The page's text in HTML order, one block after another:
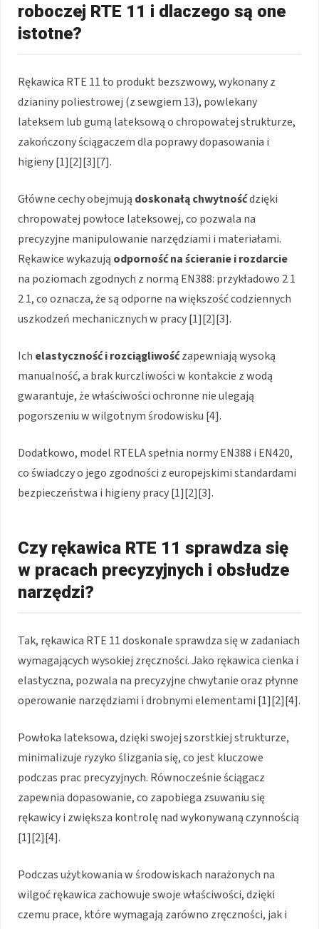
roboczej RTE 11 i dlaczego są one
istotne?
Rękawica RTE 11 to produkt bezszwowy, wykonany z
dzianiny poliestrowej (z sewgiem 13), powlekany
lateksem lub gumą lateksową o chropowatej strukturze,
zakończony ściągaczem dla poprawy dopasowania i
higieny [1][2][3][7].
Główne cechy obejmują doskonałą chwytnośćdzięki
chropowatej powłoce lateksowej, co pozwala na
precyzyjne manipulowanie narzędziami i materiałami.
Rękawice wykazują odporność na ścieranie i rozdarcie
na poziomach zgodnych z normą EN388: przykładowo 2 1
2 1, co oznacza, że są odporne na większość codziennych
uszkodzeń mechanicznych w pracy [1][2][3].
Ich elastyczność i rozciągliwośćzapewniają wysoką
manualność, a brak kurczliwości w kontakcie z wodą
gwarantuje, że właściwości ochronne nie ulegają
pogorszeniu w wilgotnym środowisku [4].
Dodatkowo, model RTELA spełnia normy EN388 i EN420,
co świadczy o jego zgodności z europejskimi standardami
bezpieczeństwa i higieny pracy [1][2][3].
Czy rękawica RTE 11 sprawdza się
w pracach precyzyjnych i obsłudze
narzędzi?
Tak, rękawica RTE 11 doskonale sprawdza się w zadaniach
wymagających wysokiej zręczności. Jako rękawica cienka i
elastyczna, pozwala na precyzyjne chwytanie oraz płynne
operowanie narzędziami i drobnymi elementami [1][2][4].
Powłoka lateksowa, dzięki swojej szorstkiej strukturze,
minimalizuje ryzyko ślizgania się, co jest kluczowe
podczas prac precyzyjnych. Równocześnie ściągacz
zapewnia dopasowanie, co zapobiega zsuwaniu się
rękawicy i zwiększa kontrolę nad wykonywaną czynnością
[1][2][4].
Podczas użytkowania w środowiskach narażonych na
wilgoć rękawica zachowuje swoje właściwości, dzięki
czemu prace, które wymagają zarówno zręczności, jak i